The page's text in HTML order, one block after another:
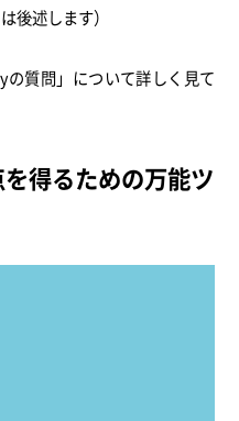
後述します）
質問」について詳しく見て
得るための万能ツ